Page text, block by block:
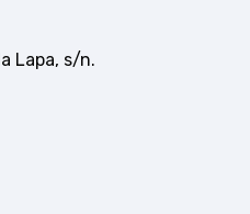
Lapa, s/n.